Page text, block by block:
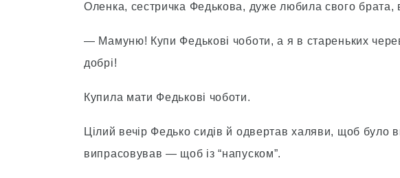
Оленка, сестричка Федькова, дуже любила свого брата,
— Мамуню! Купи Федькові чоботи, а я в стареньких
добрі!
Купила мати Федькові чоботи.
Цілий вечір Федько сидів й одвертав халяви, щоб було
випрасовував — щоб із “напуском”.